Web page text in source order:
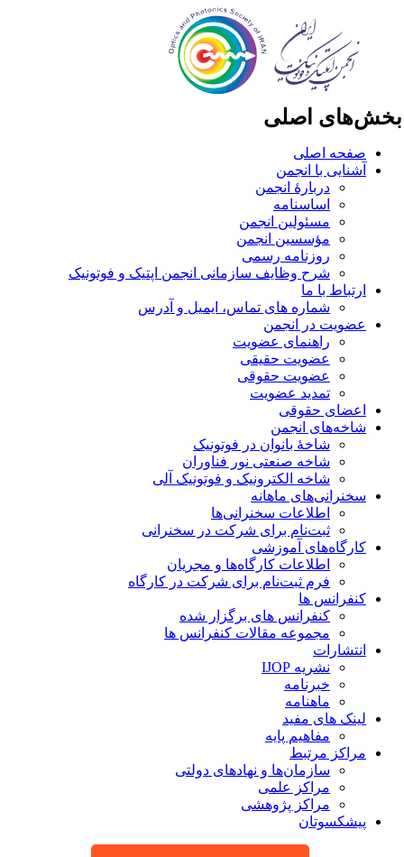
اصلی
صفحه اصلی
آشنایی با انجمن
دربارۀ انجمن
اساسنامه
مسئولین انجمن
مؤسسین انجمن
روزنامه رسمی
شرح وظایف سازمانی انجمن اپتیک و فوتونیک
ارتباط با ما
شماره های تماس، ایمیل و آدرس
عضویت در انجمن
راهنمای عضویت
عضویت حقیقی
عضویت حقوقی
تمدید عضویت
اعضای حقوقی
شاخه‌های انجمن
شاخۀ بانوان در فوتونیک
شاخه صنعتی نور فناوران
شاخه‌ الکترونیک و فوتونیک آلی
سخنرانی‌های ماهانه
اطلاعات سخنرانی‌‌ها
ثبت‌نام برای شرکت در سخنرانی
کارگاه‌های آموزشی
اطلاعات کارگاه‌ها و مجریان
فرم ثبت‌نام برای شرکت در کارگاه
کنفرانس ها
کنفرانس های برگزار شده
مجموعه مقالات کنفرانس ها
انتشارات
نشریه IJOP
خبرنامه
ماهنامه
لینک های مفید
مفاهیم پایه
مراکز مرتبط
سازمان‌ها و نهادهای دولتی
مراکز علمی
مراکز پژوهشی
پیشکسوتان